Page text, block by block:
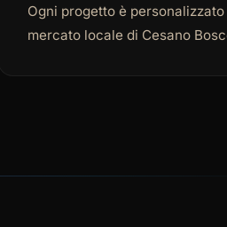
Ogni progetto è
mercato locale di Cesano